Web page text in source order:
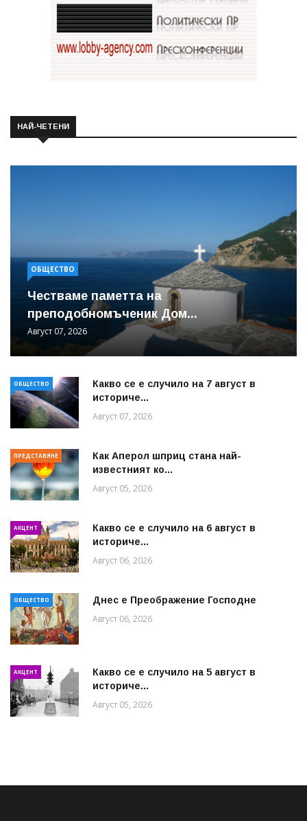
НАЙ-ЧЕТЕНИ
ОБЩЕСТВО
Честваме паметта на
преподобномъченик Дом...
Август 07, 2026
ОБЩЕСТВО
Какво се е случило на 7 август в
историче...
Август 07, 2026
ПРЕДСТАВЯНЕ
Как Аперол шприц стана най-
известният ко...
Август 05, 2026
АКЦЕНТ
Какво се е случило на 6 август в
историче...
Август 06, 2026
ОБЩЕСТВО Днес е Преображение Господне
Август 06, 2026
АКЦЕНТ
Какво се е случило на 5 август в
историче...
Август 05, 2026